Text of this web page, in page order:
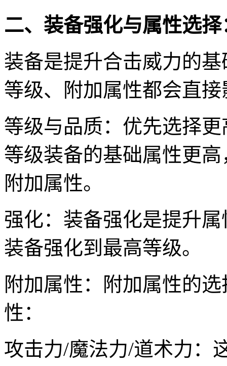
二、装备强化与属性选择
装备是提升合击威力的
等级、附加属性都会直
等级与品质：优先选择
等级装备的基础属性更
附加属性。
强化：装备强化是提升
装备强化到最高等级。
附加属性：附加属性的
性：
攻击力/魔法力/道术力：